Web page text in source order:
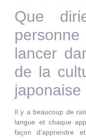
Que
lancer
de la
japonaise
Il y a beaucoup de
langue et chaque
façon d’apprendre